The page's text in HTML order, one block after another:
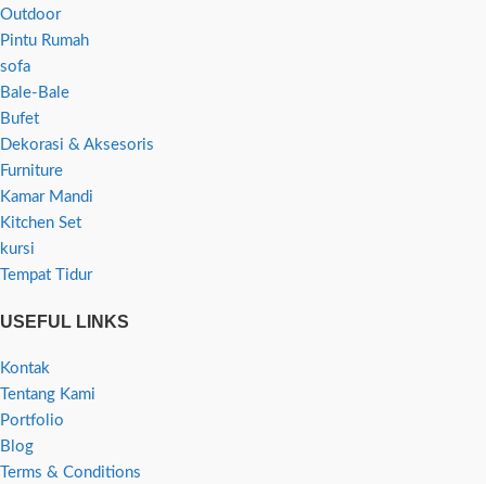
Outdoor
Pintu Rumah
sofa
Bale-Bale
Bufet
Dekorasi & Aksesoris
Furniture
Kamar Mandi
Kitchen Set
kursi
Tempat Tidur
USEFUL LINKS
Kontak
Tentang Kami
Portfolio
Blog
Terms & Conditions